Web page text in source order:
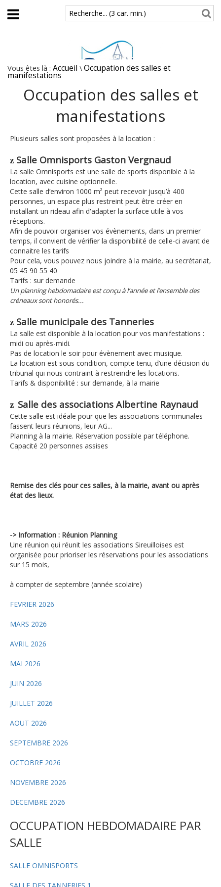
Aller au contenu principal
Recherche... (3 car. min.)
Vous êtes là : Accueil \ Occupation des salles et
manifestations
Occupation des salles et
manifestations
Plusieurs salles sont proposées à la location :
z Salle Omnisports Gaston Vergnaud
La salle Omnisports est une salle de sports disponible à la
location, avec cuisine optionnelle.
Cette salle d’environ 1000 m² peut recevoir jusqu’à 400
personnes, un espace plus restreint peut être créer en
installant un rideau afin d'adapter la surface utile à vos
réceptions.
Afin de pouvoir organiser vos évènements, dans un premier
temps, il convient de vérifier la disponibilité de celle-ci avant de
connaitre les tarifs
Pour cela, vous pouvez nous joindre à la mairie, au secrétariat,
05 45 90 55 40
Tarifs : sur demande
Un planning hebdomadaire est conçu à l’année et l’ensemble des
créneaux sont honorés...
z Salle municipale des Tanneries
La salle est disponible à la location pour vos manifestations :
midi ou après-midi.
Pas de location le soir pour évènement avec musique.
La location est sous condition, compte tenu, d’une décision du
tribunal qui nous contraint à restreindre les locations.
Tarifs & disponibilité : sur demande, à la mairie
z Salle des associations Albertine Raynaud
Cette salle est idéale pour que les associations communales
fassent leurs réunions, leur AG...
Planning à la mairie. Réservation possible par téléphone.
Capacité 20 personnes assises
Remise des clés pour ces salles, à la mairie, avant ou après
état des lieux.
-> Information : Réunion Planning
Une réunion qui réunit les associations Sireuilloises est
organisée pour prioriser les réservations pour les associations
sur 15 mois,
à compter de septembre (année scolaire)
FEVRIER 2026
MARS 2026
AVRIL 2026
MAI 2026
JUIN 2026
JUILLET 2026
AOUT 2026
SEPTEMBRE 2026
OCTOBRE 2026
NOVEMBRE 2026
DECEMBRE 2026
OCCUPATION HEBDOMADAIRE PAR
SALLE
SALLE OMNISPORTS